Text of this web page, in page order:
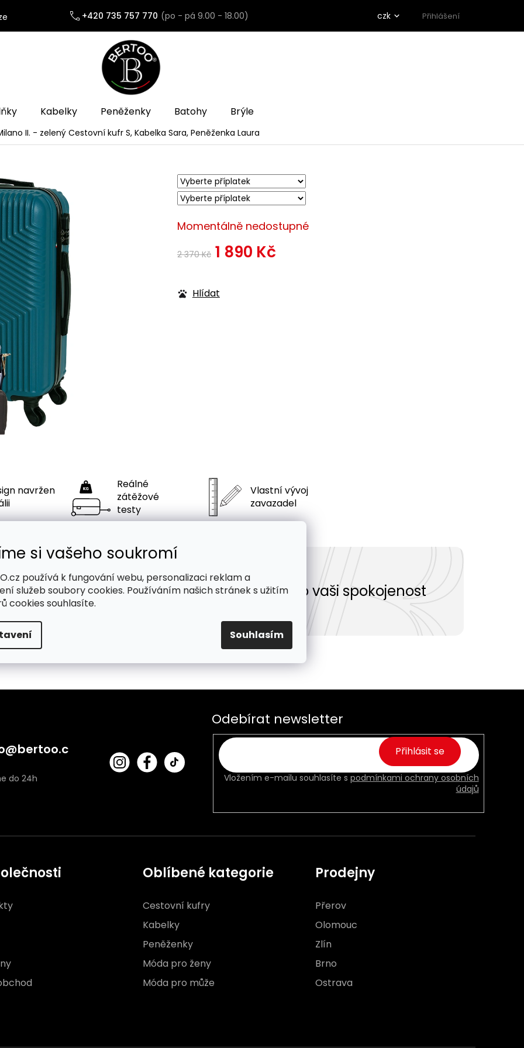
si vašeho soukromí
používá k fungování webu, personalizaci reklam a
služeb soubory cookies. Používáním našich stránek s užitím
cookies souhlasíte.
Souhlasím
+420 735 757 770 czk Přihlášení
Kabelky Peněženky Batohy Brýle
II. - zelený Cestovní kufr S, Kabelka Sara, Peněženka Laura
2 370 Kč 1 890 Kč
Momentálně nedostupné
Hlídat
navržen
Reálné
zátěžové
testy
Vlastní vývoj
zavazadel
tady pro Vás Vše pro vaši spokojenost
@bertoo.c
bert
oo_
Fac
ebo
Odebírat newsletter
Vložením e-mailu souhlasíte s podmínkami ochrany osobních
údajů
Přihlásit se
Oblíbené kategorie
Cestovní kufry
Kabelky
Peněženky
Móda pro ženy
Móda pro může
Prodejny
Přerov
Olomouc
Zlín
Brno
Ostrava